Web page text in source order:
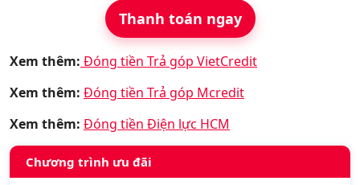
Thanh toán ngay
Xem thêm: Đóng tiền Trả góp VietCredit
Xem thêm: Đóng tiền Trả góp Mcredit
Xem thêm: Đóng tiền Điện lực HCM
Chương trình ưu đãi